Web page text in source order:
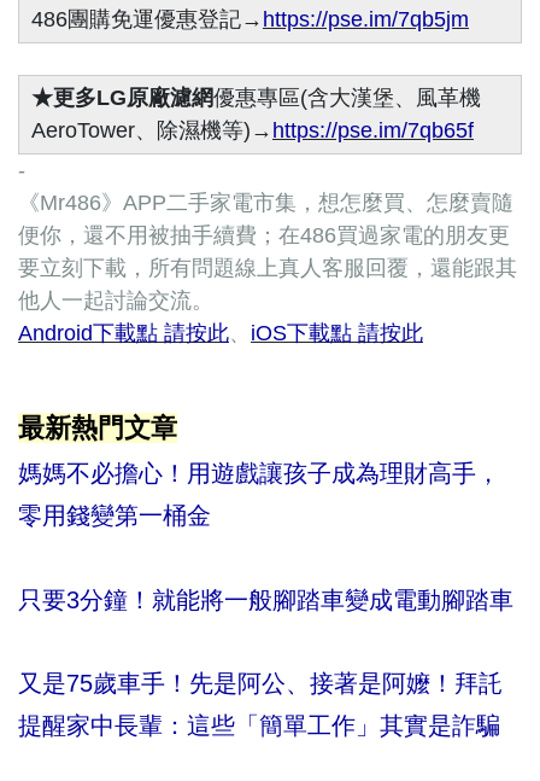
486團購免運優惠登記→ https://pse.im/7qb5jm
★更多LG原廠濾網優惠專區(含大漢堡、風革機
AeroTower、除濕機等)→ https://pse.im/7qb65f
-
《Mr486》APP二手家電市集，想怎麼買、怎麼賣隨
便你，還不用被抽手續費；在486買過家電的朋友更
要立刻下載，所有問題線上真人客服回覆，還能跟其
他人一起討論交流。
Android下載點 請按此、 iOS下載點 請按此
最新熱門文章
媽媽不必擔心！用遊戲讓孩子成為理財高手，
零用錢變第一桶金
只要3分鐘！就能將一般腳踏車變成電動腳踏車
又是75歲車手！先是阿公、接著是阿嬤！拜託
提醒家中長輩：這些「簡單工作」其實是詐騙